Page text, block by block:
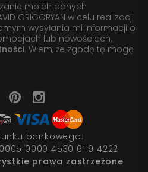
moich danych
GRIGORYAN w celu realizacji
wysyłania mi informacji o
lub nowościach,
. Wiem, że zgodę tę mogę
bankowego:
0000 4530 6119 4222
prawa zastrzeżone